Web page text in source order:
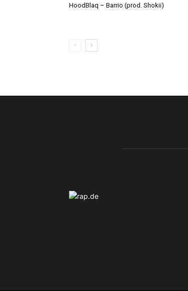
HoodBlaq – Barrio (prod. Shokii)